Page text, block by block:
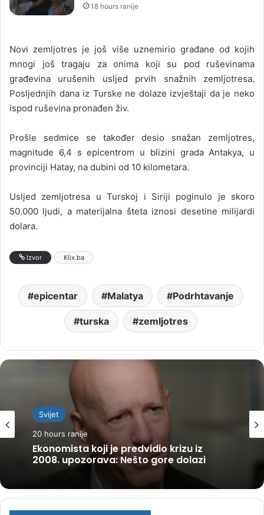
18 hours ranije
Novi zemljotres je još više uznemirio građane od kojih
mnogi još tragaju za onima koji su pod ruševinama
građevina urušenih usljed prvih snažnih zemljotresa.
Posljednjih dana iz Turske ne dolaze izvještaji da je neko
ispod ruševina pronađen živ.
Prošle sedmice se također desio snažan zemljotres,
magnitude 6,4 s epicentrom u blizini grada Antakya, u
provinciji Hatay, na dubini od 10 kilometara.
Usljed zemljotresa u Turskoj i Siriji poginulo je skoro
50.000 ljudi, a materijalna šteta iznosi desetine milijardi
dolara.
Izvor Klix.ba
epicentar Malatya Podrhtavanje
turska zemljotres
Svijet
20 hours ranije
Ekonomista koji je predvidio krizu iz
2008. upozorava: Nešto gore dolazi